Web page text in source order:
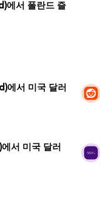
서 폴란드 즐
서 미국 달러
서 미국 달러